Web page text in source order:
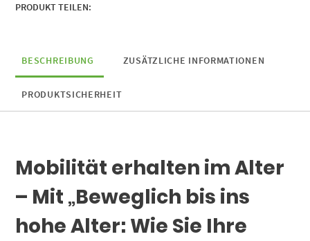
Menge
PRODUKT TEILEN:
BESCHREIBUNG ZUSÄTZLICHE INFORMATIONEN
PRODUKTSICHERHEIT
Mobilität erhalten im Alter
– Mit „Beweglich bis ins
hohe Alter: Wie Sie Ihre